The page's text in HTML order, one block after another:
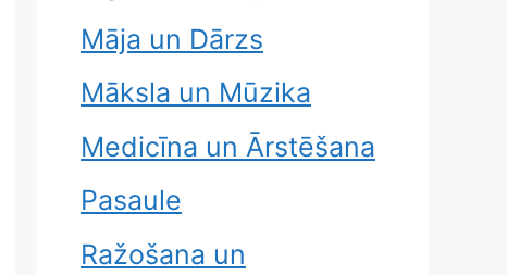
Māja un Dārzs
Māksla un Mūzika
Medicīna un Ārstēšana
Pasaule
Ražošana un